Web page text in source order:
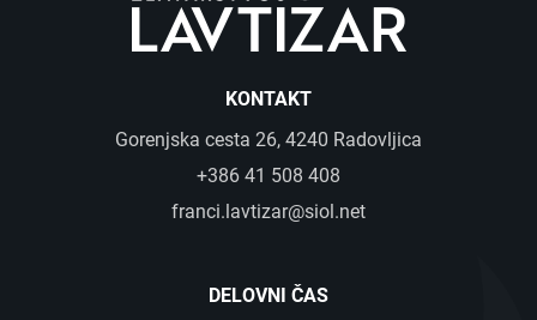
KONTAKT
Gorenjska cesta 26, 4240 Radovljica
+386 41 508 408
franci.lavtizar@siol.net
DELOVNI ČAS